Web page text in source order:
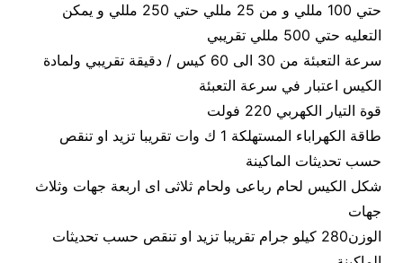
حتي 100 مللي و من 25 مللي حتي 250 مللي و يمكن
التعليه حتي 500 مللي تقريبي
سرعة التعبئة من 30 الى 60 كيس / دقيقة تقريبي ولمادة
الكيس اعتبار في سرعة التعبئة
قوة التيار الكهربي 220 فولت
طاقة الكهراباء المستهلكة 1 ك وات تقريبا تزيد او تنقص
حسب تحديثات الماكينة
شكل الكيس لحام رباعى ولحام ثلاثى اى اربعة جهات وثلاث
جهات
الوزن280 كيلو جرام تقريبا تزيد او تنقص حسب تحديثات